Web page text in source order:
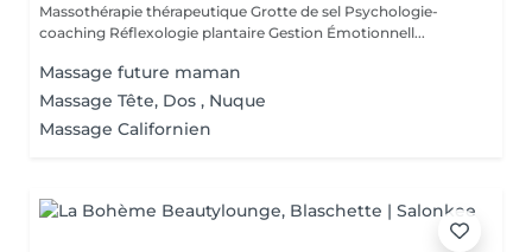
Massothérapie thérapeutique Grotte de sel Psychologie-
coaching Réflexologie plantaire Gestion Émotionnell...
Massage future maman
Massage Tête, Dos , Nuque
Massage Californien